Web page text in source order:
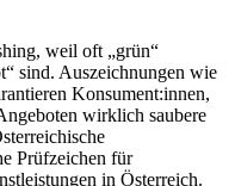
weil oft „grün“
sind. Auszeichnungen wie
Konsument:innen,
wirklich saubere
Prüfzeichen für
in Österreich.